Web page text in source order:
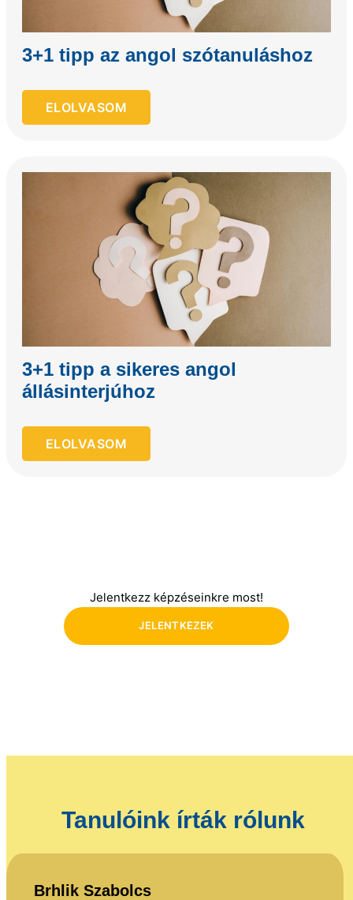
3+1 tipp az angol szótanuláshoz
ELOLVASOM
3+1 tipp a sikeres angol
állásinterjúhoz
ELOLVASOM
Jelentkezz képzéseinkre most!
JELENTKEZEK
Tanulóink írták rólunk
Brhlik Szabolcs